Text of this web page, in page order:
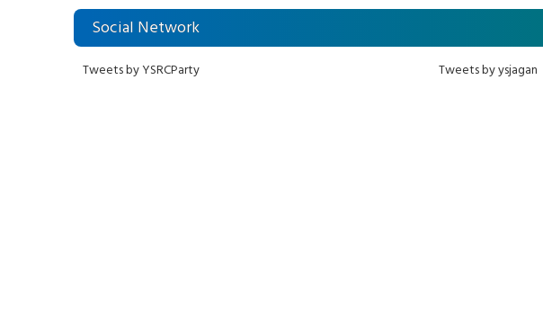
Social Network
Tweets by YSRCParty Tweets by ysjagan